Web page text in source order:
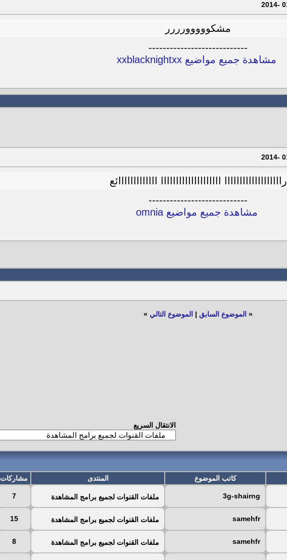
مشكووووورررر
----------------------------
مشاهدة جميع مواضيع xxblacknightxx
رااااااااااااااااااا اااااااااااااااااااا ااااااااااااائع
----------------------------
مشاهدة جميع مواضيع omnia
« الموضوع السابق | الموضوع التالي »
الانتقال السريع
كاتب الموضوع المنتدى مشاركات
3g-shairng ملفات القنوات لجميع برامج المشاهدة 7
samehfr ملفات القنوات لجميع برامج المشاهدة 15
samehfr ملفات القنوات لجميع برامج المشاهدة 8